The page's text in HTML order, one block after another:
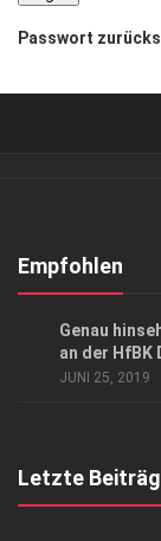
Passwort
Kontakt,
Empfohlen
Genau
an der HfBK
JUNI 25, 2019
Letzte